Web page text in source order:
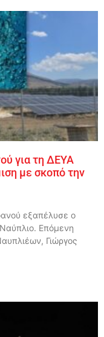
για τη ΔΕΥΑ
με σκοπό την
εξαπέλυσε ο
Επόμενη
Γιώργος